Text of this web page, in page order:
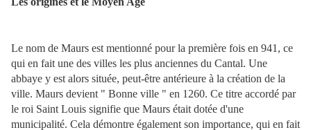
Le nom de Maurs est mentionné pour la première fois en 941, ce
qui en fait une des villes les plus anciennes du Cantal. Une
abbaye y est alors située, peut-être antérieure à la création de la
ville. Maurs devient " Bonne ville " en 1260. Ce titre accordé par
le roi Saint Louis signifie que Maurs était dotée d'une
municipalité. Cela démontre également son importance, qui en fait